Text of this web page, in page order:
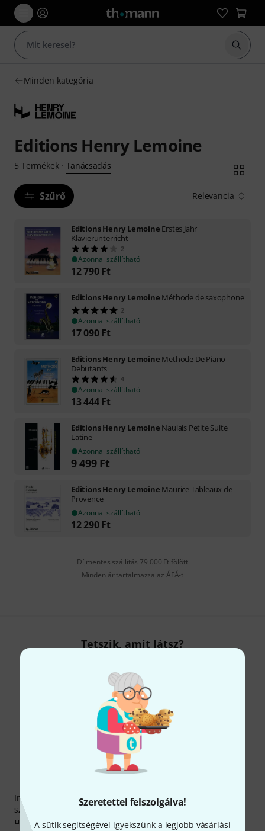
Szeretettel felszolgálva!
A sütik segítségével igyekszünk a legjobb vásárlási
Minden kategória
Editions Henry Lemoine
5 Termékek· Tanácsadás
Szűrő Relevancia
Editions Henry Lemoine Erstes Jahr
Klavierunterricht
2
Azonnal szállítható
12 790 Ft
Editions Henry Lemoine Méthode de saxophone
2
Azonnal szállítható
17 090 Ft
Editions Henry Lemoine Methode De Piano
Debutants
4
Azonnal szállítható
13 444 Ft
Editions Henry Lemoine Naulais Petite Suite
Latine
Azonnal szállítható
9 499 Ft
Editions Henry Lemoine Maurice Tableaux de
Provence
Azonnal szállítható
12 290 Ft
Díjmentes szállítás 79 000 Ft fölött
Minden ár tartalmazza az ÁFÁ-t
Tetszik, amit látsz?
Súgó & Visszajelzések
Iratkozz fel a Thomann angol nyelvű hírlevelére, és kis
szerencsével megnyerheted a50egyenként
utalványegyikét.